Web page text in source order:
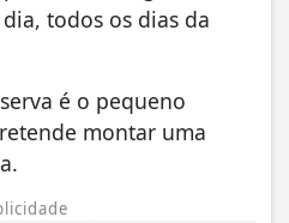
todos os dias da
é o pequeno
montar uma